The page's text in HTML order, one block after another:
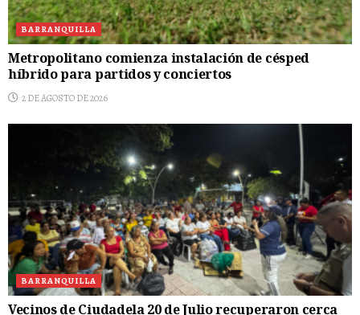
BARRANQUILLA
Metropolitano comienza instalación de césped
híbrido para partidos y conciertos
2 DE AGOSTO DE 2026
BARRANQUILLA